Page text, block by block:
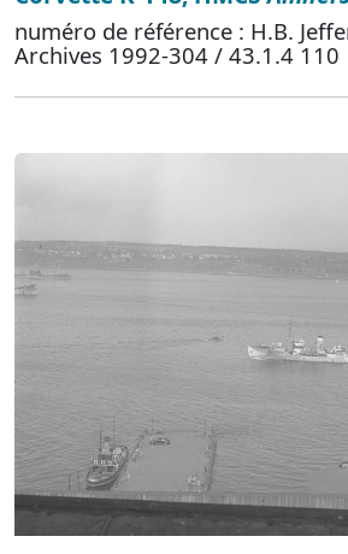
numéro de référence : H.B.
Archives 1992-304 / 43.1.4 110